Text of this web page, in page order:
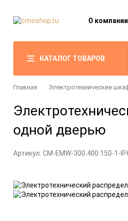
О компании
КАТАЛОГ ТОВАРОВ
Главная Электротехнические
одной дверью
Артикул: CM-EMW-300.400.150-1-